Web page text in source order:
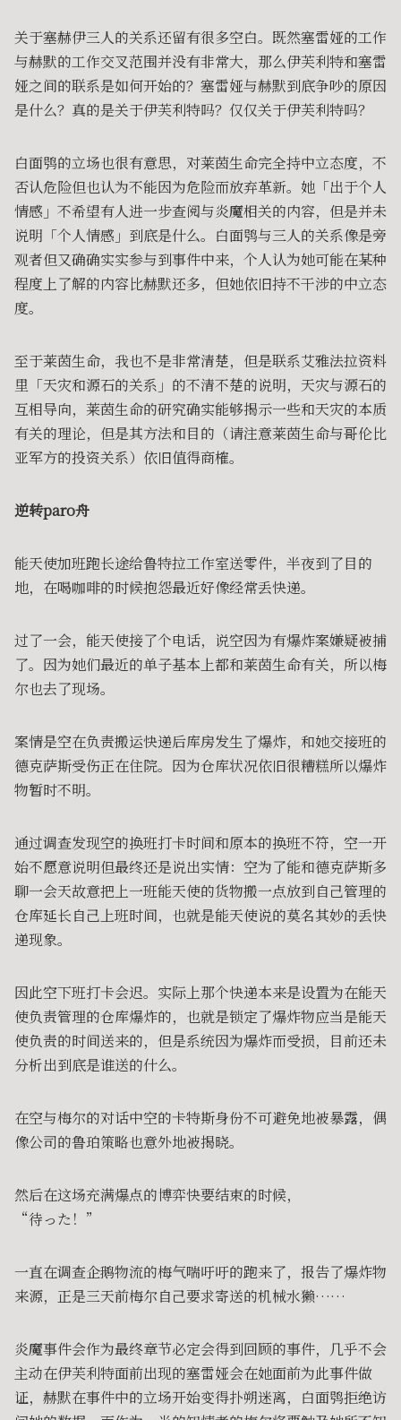
关于塞赫伊三人的关系还留有很多空白。既然塞雷娅的工作
与赫默的工作交叉范围并没有非常大，那么伊芙利特和塞雷
娅之间的联系是如何开始的？塞雷娅与赫默到底争吵的原因
是什么？真的是关于伊芙利特吗？仅仅关于伊芙利特吗？
白面鸮的立场也很有意思，对莱茵生命完全持中立态度，不
否认危险但也认为不能因为危险而放弃革新。她「出于个人
情感」不希望有人进一步查阅与炎魔相关的内容，但是并未
说明「个人情感」到底是什么。白面鸮与三人的关系像是旁
观者但又确确实实参与到事件中来，个人认为她可能在某种
程度上了解的内容比赫默还多，但她依旧持不干涉的中立态
度。
至于莱茵生命，我也不是非常清楚，但是联系艾雅法拉资料
里「天灾和源石的关系」的不清不楚的说明，天灾与源石的
互相导向，莱茵生命的研究确实能够揭示一些和天灾的本质
有关的理论，但是其方法和目的（请注意莱茵生命与哥伦比
亚军方的投资关系）依旧值得商榷。
逆转paro舟
能天使加班跑长途给鲁特拉工作室送零件，半夜到了目的
地，在喝咖啡的时候抱怨最近好像经常丢快递。
过了一会，能天使接了个电话，说空因为有爆炸案嫌疑被捕
了。因为她们最近的单子基本上都和莱茵生命有关，所以梅
尔也去了现场。
案情是空在负责搬运快递后库房发生了爆炸，和她交接班的
德克萨斯受伤正在住院。因为仓库状况依旧很糟糕所以爆炸
物暂时不明。
通过调查发现空的换班打卡时间和原本的换班不符，空一开
始不愿意说明但最终还是说出实情：空为了能和德克萨斯多
聊一会天故意把上一班能天使的货物搬一点放到自己管理的
仓库延长自己上班时间，也就是能天使说的莫名其妙的丢快
递现象。
因此空下班打卡会迟。实际上那个快递本来是设置为在能天
使负责管理的仓库爆炸的，也就是锁定了爆炸物应当是能天
使负责的时间送来的，但是系统因为爆炸而受损，目前还未
分析出到底是谁送的什么。
在空与梅尔的对话中空的卡特斯身份不可避免地被暴露，偶
像公司的鲁珀策略也意外地被揭晓。
然后在这场充满爆点的博弈快要结束的时候，
“待った！”
一直在调查企鹅物流的梅气喘吁吁的跑来了，报告了爆炸物
来源，正是三天前梅尔自己要求寄送的机械水獭……
炎魔事件会作为最终章节必定会得到回顾的事件，几乎不会
主动在伊芙利特面前出现的塞雷娅会在她面前为此事件做
证，赫默在事件中的立场开始变得扑朔迷离，白面鸮拒绝访